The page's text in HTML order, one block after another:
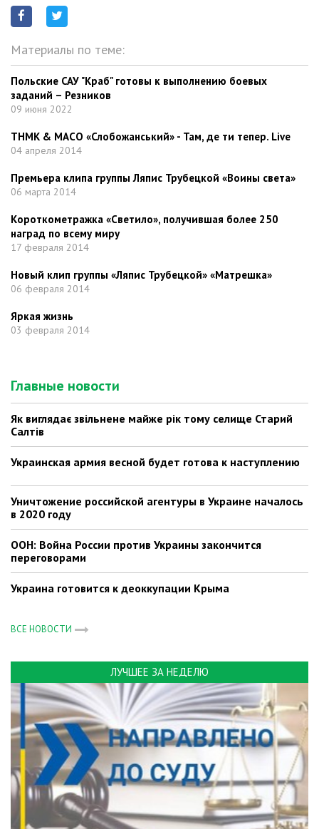
Материалы по теме:
Польские САУ "Краб" готовы к выполнению боевых
заданий – Резников
09 июня 2022
ТНМК & МАСО «Слобожанський» - Там, де ти тепер. Live
04 апреля 2014
Премьера клипа группы Ляпис Трубецкой «Воины света»
06 марта 2014
Короткометражка «Светило», получившая более 250
наград по всему миру
17 февраля 2014
Новый клип группы «Ляпис Трубецкой» «Матрешка»
06 февраля 2014
Яркая жизнь
03 февраля 2014
Главные новости
Як виглядає звільнене майже рік тому селище Старий
Салтів
Украинская армия весной будет готова к наступлению
Уничтожение российской агентуры в Украине началось
в 2020 году
ООН: Война России против Украины закончится
переговорами
Украина готовится к деоккупации Крыма
ВСЕ НОВОСТИ
ЛУЧШЕЕ ЗА НЕДЕЛЮ